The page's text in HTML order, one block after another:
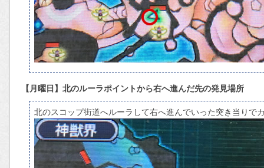
【月曜日】北のルーラポイントから右へ進んだ先の発見場所
北のスコップ街道へルーラして右へ進んでいった突き当りで